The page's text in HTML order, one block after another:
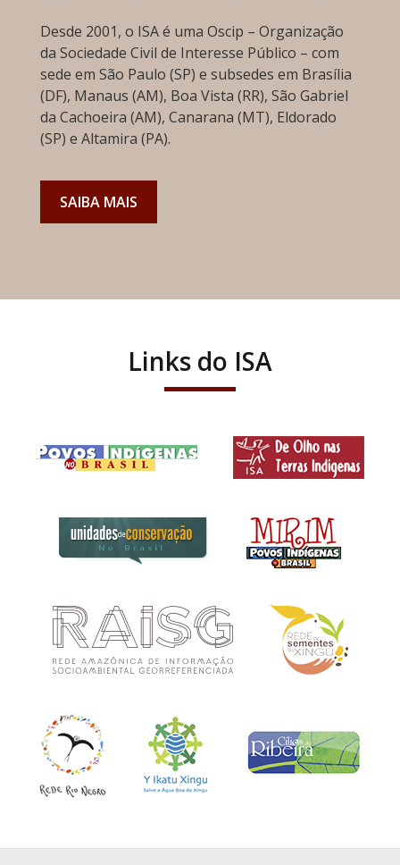
Desde 2001, o ISA é uma Oscip – Organização
da Sociedade Civil de Interesse Público – com
sede em São Paulo (SP) e subsedes em Brasília
(DF), Manaus (AM), Boa Vista (RR), São Gabriel
da Cachoeira (AM), Canarana (MT), Eldorado
(SP) e Altamira (PA).
SAIBA MAIS
Links do ISA